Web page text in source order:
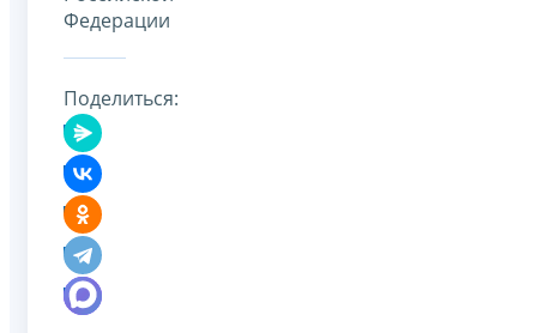
Федерации
Поделиться: